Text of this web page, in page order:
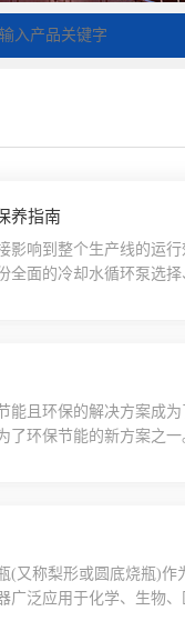
养指南
响到整个生产线的运
面的冷却水循环泵选
且环保的解决方案成
环保节能的新方案之一
又称梨形或圆底烧瓶)作
泛应用于化学、生物